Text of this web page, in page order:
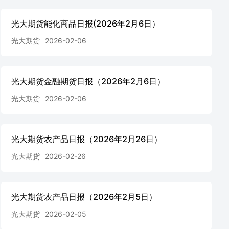
光大期货能化商品日报(2026年2月6日）
光大期货 2026-02-06
光大期货金融期货日报（2026年2月6日）
光大期货 2026-02-06
光大期货农产品日报（2026年2月26日）
光大期货 2026-02-26
光大期货农产品日报（2026年2月5日）
光大期货 2026-02-05